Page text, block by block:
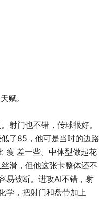
赋。
射门也不错，传球很好。
了85，他可是当时的边路
瘦 差一些。中体型做起花
滑，但他这张卡整体还不
易被断。进攻AI不错，射
学，把射门和盘带加上